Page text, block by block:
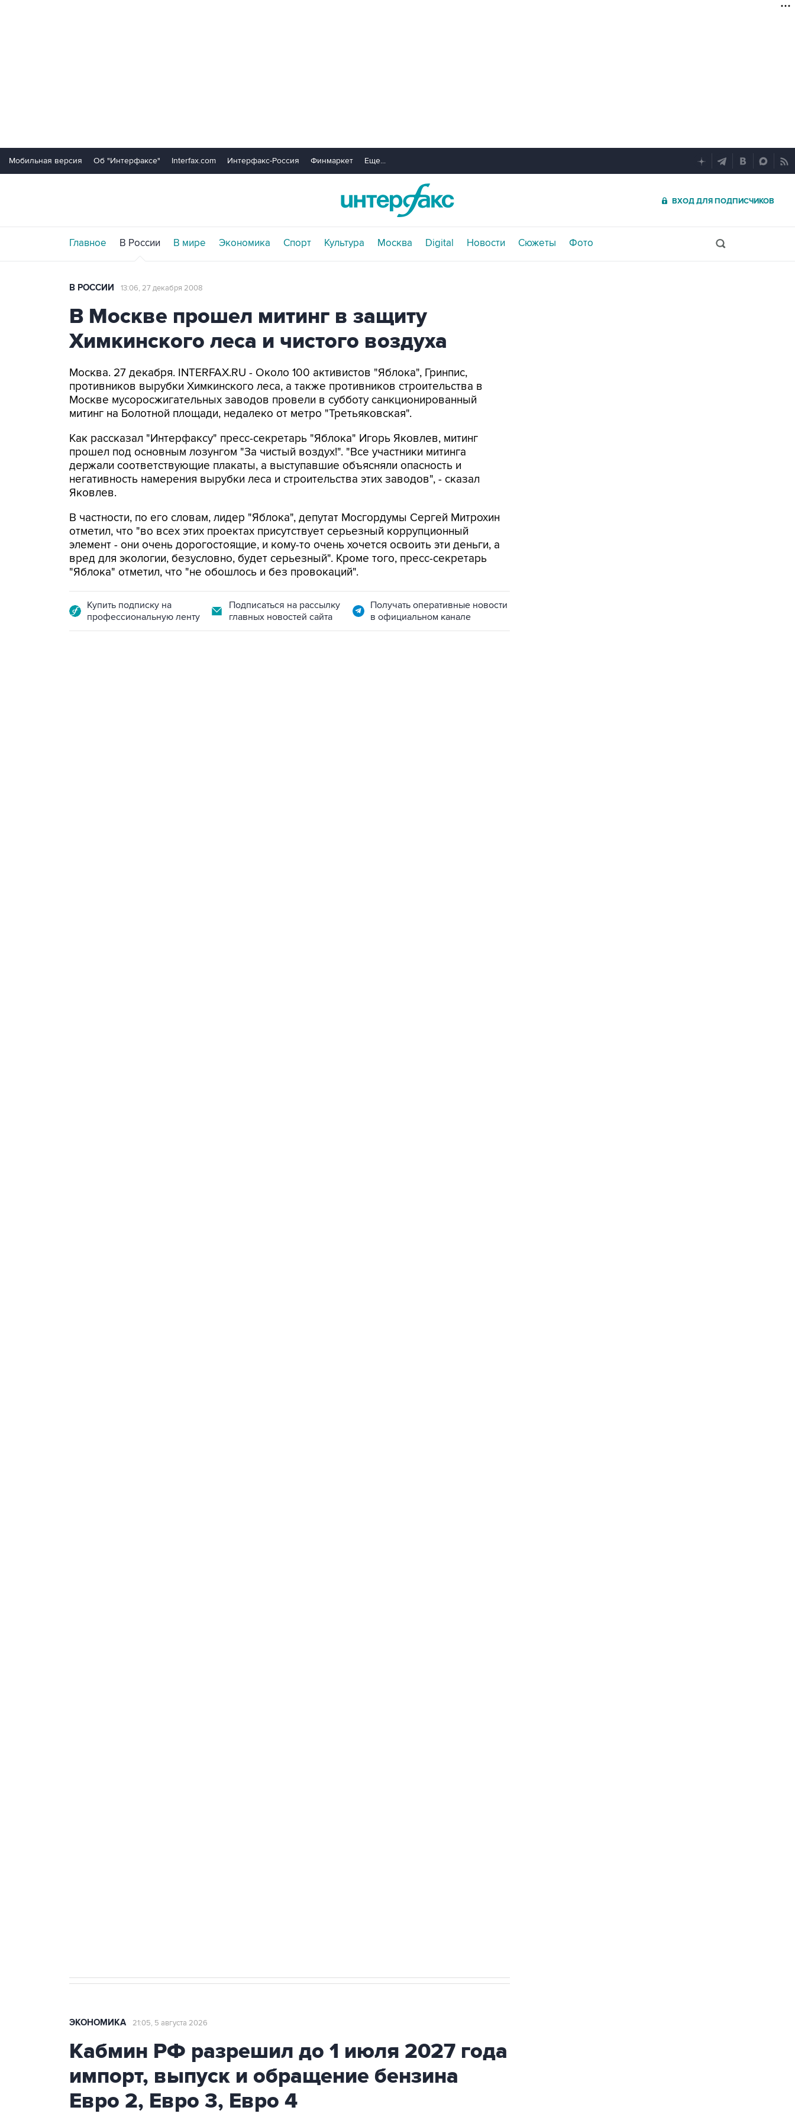
Мобильная версия Об "Интерфаксе" Interfax.com Интерфакс-Россия Финмаркет Еще...
ВХОД ДЛЯ ПОДПИСЧИКОВ
Главное В России В мире Экономика Спорт Культура Москва Digital Новости Сюжеты Фото
В РОССИИ 13:06, 27 декабря 2008
В Москве прошел митинг в защиту
Химкинского леса и чистого воздуха
Москва. 27 декабря. INTERFAX.RU - Около 100 активистов "Яблока", Гринпис,
противников вырубки Химкинского леса, а также противников строительства в
Москве мусоросжигательных заводов провели в субботу санкционированный
митинг на Болотной площади, недалеко от метро "Третьяковская".
Как рассказал "Интерфаксу" пресс-секретарь "Яблока" Игорь Яковлев, митинг
прошел под основным лозунгом "За чистый воздух!". "Все участники митинга
держали соответствующие плакаты, а выступавшие объясняли опасность и
негативность намерения вырубки леса и строительства этих заводов", - сказал
Яковлев.
В частности, по его словам, лидер "Яблока", депутат Мосгордумы Сергей Митрохин
отметил, что "во всех этих проектах присутствует серьезный коррупционный
элемент - они очень дорогостоящие, и кому-то очень хочется освоить эти деньги, а
вред для экологии, безусловно, будет серьезный". Кроме того, пресс-секретарь
"Яблока" отметил, что "не обошлось и без провокаций".
Купить подписку на
профессиональную ленту
Подписаться на рассылку
главных новостей сайта
Получать оперативные новости
в официальном канале
ЭКОНОМИКА 21:05, 5 августа 2026
Кабмин РФ разрешил до 1 июля 2027 года
импорт, выпуск и обращение бензина
Евро 2, Евро 3, Евро 4